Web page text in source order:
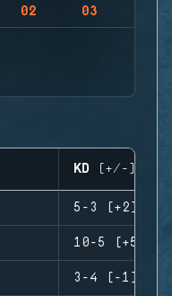
02 03
KD (+/-)
5-3 (+2)
10-5 (+5)
3-4 (-1)